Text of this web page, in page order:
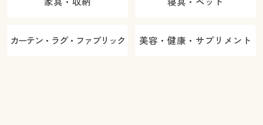
カーテン・ラグ・ファブリック 美容・健康・サプリメント